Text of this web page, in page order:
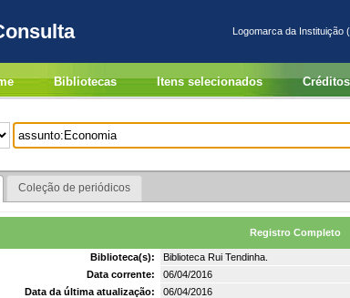
Logomarca da Instituição
Bibliotecas Itens selecionados Créditos
Coleção de periódicos
Registro Completo
Biblioteca(s):
Biblioteca Rui Tendinha.
Data corrente:
06/04/2016
Data da última atualização:
06/04/2016